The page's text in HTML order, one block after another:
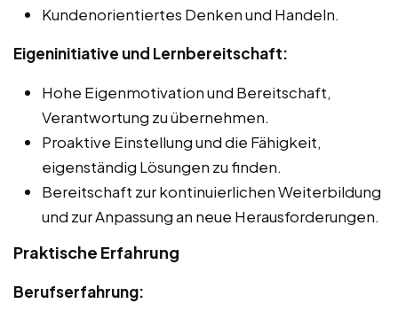
Kundenorientiertes Denken und Handeln.
Eigeninitiative und Lernbereitschaft:
Hohe Eigenmotivation und Bereitschaft,
Verantwortung zu übernehmen.
Proaktive Einstellung und die Fähigkeit,
eigenständig Lösungen zu finden.
Bereitschaft zur kontinuierlichen Weiterbildung
und zur Anpassung an neue Herausforderungen.
Praktische Erfahrung
Berufserfahrung: